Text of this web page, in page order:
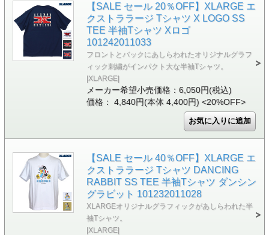
【SALE セール 20％OFF】XLARGE エ
クストララージ Tシャツ X LOGO SS
TEE 半袖Tシャツ Xロゴ
101242011033
フロントとバックにあしらわれたオリジナルグラフ
ィック刺繍がインパクト大な半袖Tシャツ。
|XLARGE|
メーカー希望小売価格：6,050円(税込)
価格： 4,840円(本体 4,400円) <20%OFF>
【SALE セール 40％OFF】XLARGE エ
クストララージ Tシャツ DANCING
RABBIT SS TEE 半袖Tシャツ ダンシン
グラビット 101232011028
XLARGEオリジナルグラフィックがあしらわれた半
袖Tシャツ。
|XLARGE|